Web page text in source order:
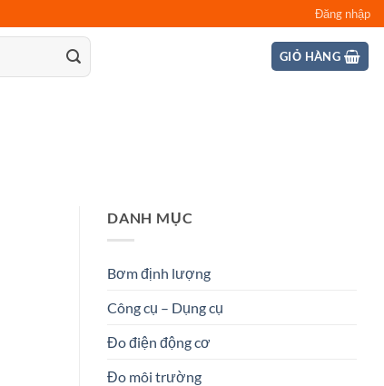
Đăng nhập
GIỎ HÀNG
DANH MỤC
Bơm định lượng
Công cụ – Dụng cụ
Đo điện động cơ
Đo môi trường